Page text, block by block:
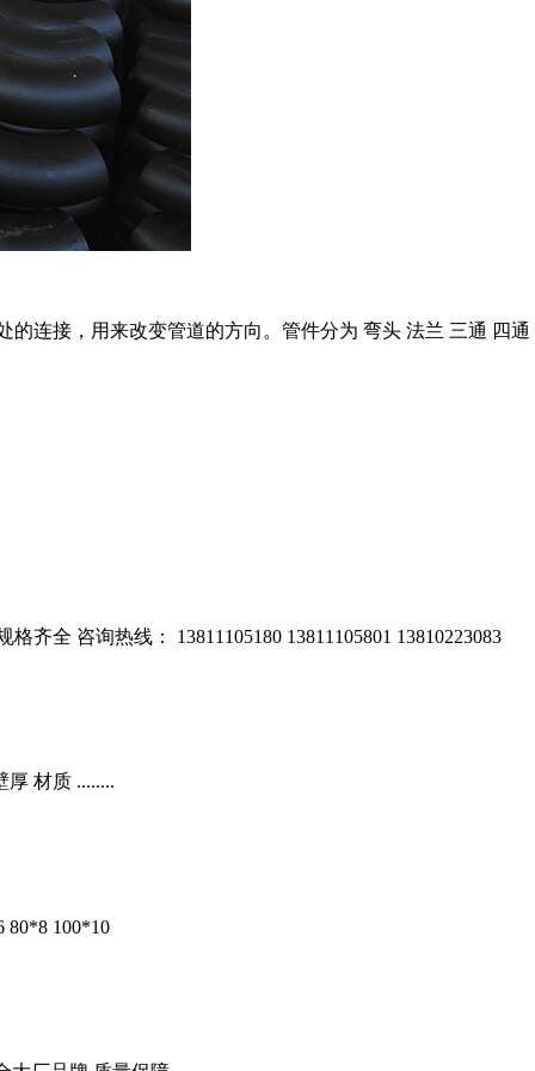
连接，用来改变管道的方向。管件分为 弯头 法兰 三通 四
齐全 咨询热线： 13811105180 13811105801 13810223083
材质 ........
80*8 100*10